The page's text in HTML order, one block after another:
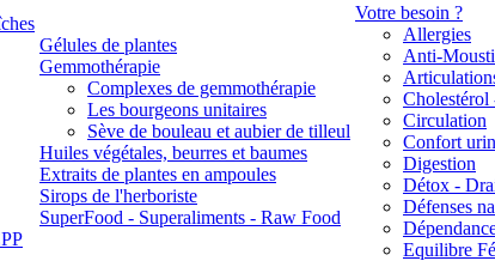
Gélules de plantes
Gemmothérapie
Complexes de gemmothérapie
Les bourgeons unitaires
Sève de bouleau et aubier de tilleul
Huiles végétales, beurres et baumes
Extraits de plantes en ampoules
Sirops de l'herboriste
SuperFood - Superaliments - Raw Food
Votre besoin ?
Allergies
Anti-
Cholestérol
Circulation
Confort
Digestion
Détox -
Défenses
Equilibre